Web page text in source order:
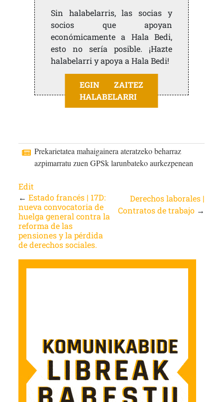
Sin halabelarris, las socias y
socios que apoyan
económicamente a Hala Bedi,
esto no sería posible. ¡Hazte
halabelarri y apoya a Hala Bedi!
EGIN ZAITEZ
HALABELARRI
Prekarietatea mahaigainera ateratzeko beharraz
azpimarratu zuen GPSk larunbateko aurkezpenean
Edit
← Estado francés | 17D:
nueva convocatoria de
huelga general contra la
reforma de las
pensiones y la pérdida
de derechos sociales.
Derechos laborales |
Contratos de trabajo →